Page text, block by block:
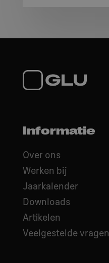
Informatie
Over ons
Werken bij
Jaarkalender
Downloads
Artikelen
Veelgestelde vragen